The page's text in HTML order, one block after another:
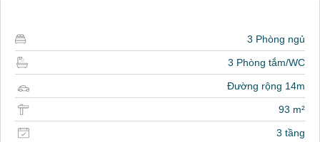
3 Phòng ngủ
3 Phòng tắm/WC
Đường rộng 14m
93 m²
3 tầng